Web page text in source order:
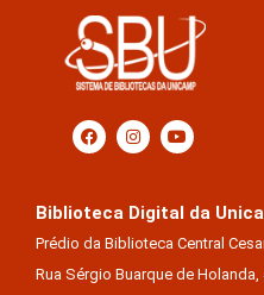
Biblioteca Digital da
Prédio da Biblioteca Central
Rua Sérgio Buarque de Holanda,